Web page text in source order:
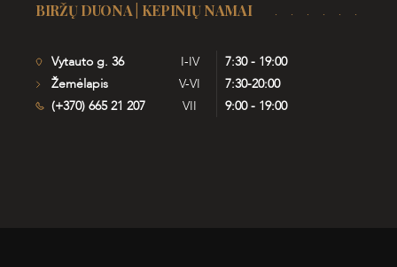
BIRŽŲ DUONA | KEPINIŲ NAMAI
Vytauto g. 36
Žemėlapis
(+370) 665 21 207
I-IV
7:30 - 19:00
V-VI
7:30-20:00
VII
9:00 - 19:00